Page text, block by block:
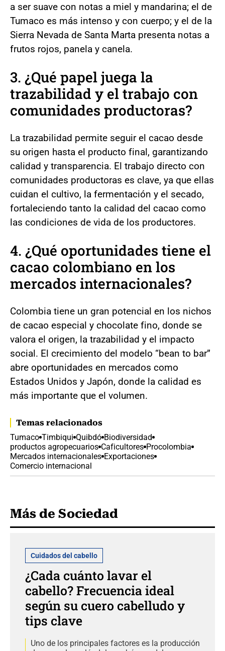
a ser suave con notas a miel y mandarina; el de
Tumaco es más intenso y con cuerpo; y el de la
Sierra Nevada de Santa Marta presenta notas a
frutos rojos, panela y canela.
3. ¿Qué papel juega la
trazabilidad y el trabajo con
comunidades productoras?
La trazabilidad permite seguir el cacao desde
su origen hasta el producto final, garantizando
calidad y transparencia. El trabajo directo con
comunidades productoras es clave, ya que ellas
cuidan el cultivo, la fermentación y el secado,
fortaleciendo tanto la calidad del cacao como
las condiciones de vida de los productores.
4. ¿Qué oportunidades tiene el
cacao colombiano en los
mercados internacionales?
Colombia tiene un gran potencial en los nichos
de cacao especial y chocolate fino, donde se
valora el origen, la trazabilidad y el impacto
social. El crecimiento del modelo “bean to bar”
abre oportunidades en mercados como
Estados Unidos y Japón, donde la calidad es
más importante que el volumen.
Temas relacionados
Tumaco Timbiqui Quibdó Biodiversidad
productos agropecuarios Caficultores Procolombia
Mercados internacionales Exportaciones
Comercio internacional
Más de Sociedad
Cuidados del cabello
¿Cada cuánto lavar el
cabello? Frecuencia ideal
según su cuero cabelludo y
tips clave
Uno de los principales factores es la producción